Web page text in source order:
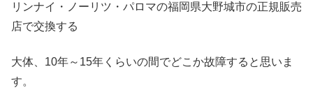
リンナイ・ノーリツ・パロマの福岡県大野城市の正規販売
店で交換する
大体、10年～15年くらいの間でどこか故障すると思いま
す。